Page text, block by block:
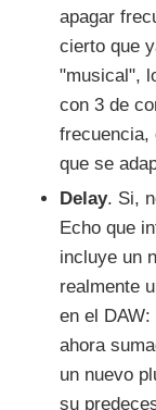
apagar
cierto que
"musical",
con 3 de
frecuencia,
que se
Delay. Si,
Echo que
incluye un
realmente
en el
ahora
un nuevo
su